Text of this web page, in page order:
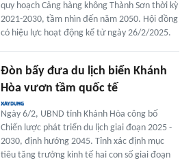
quy hoạch Cảng hàng không Thành Sơn thời kỳ
2021-2030, tầm nhìn đến năm 2050. Hội đồng
có hiệu lực hoạt động kể từ ngày 26/2/2025.
Đòn bẩy đưa du lịch biển Khánh
Hòa vươn tầm quốc tế
Ngày 6/2, UBND tỉnh Khánh Hòa công bố
Chiến lược phát triển du lịch giai đoạn 2025 -
2030, định hướng 2045. Tỉnh xác định mục
tiêu tăng trưởng kinh tế hai con số giai đoạn